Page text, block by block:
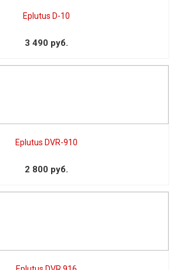
Eplutus D-10
3 490 руб.
Eplutus DVR-910
2 800 руб.